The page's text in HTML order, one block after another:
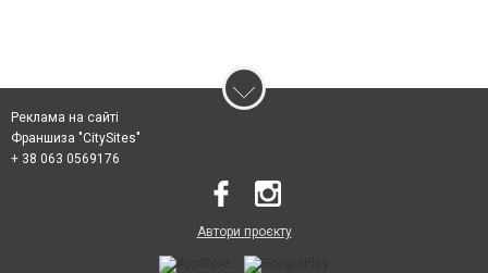
Реклама на сайті
Франшиза "CitySites"
+ 38 063 0569176
Автори проєкту